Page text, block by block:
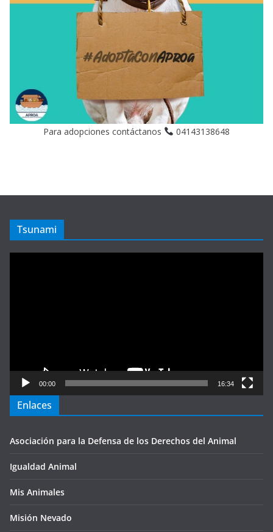
Para adopciones contáctanos 04143138648
Tsunami
00:00 16:34
Enlaces
Asociación para la Defensa de los Derechos del Animal
Igualdad Animal
Mis Animales
Misión Nevado